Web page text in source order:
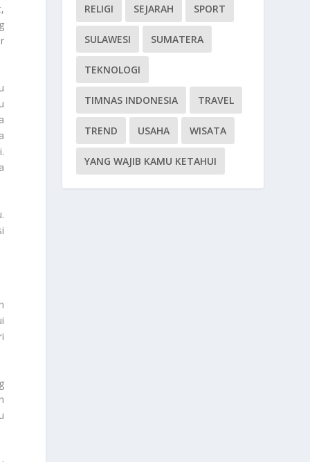
RELIGI SEJARAH SPORT
SULAWESI SUMATERA
TEKNOLOGI
TIMNAS INDONESIA TRAVEL
TREND USAHA WISATA
YANG WAJIB KAMU KETAHUI